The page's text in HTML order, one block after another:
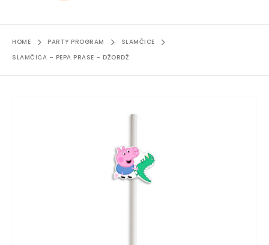
HOME PARTY PROGRAM
SLAMČICE
SLAMČICA – PEPA PRASE – DŽORDŽ